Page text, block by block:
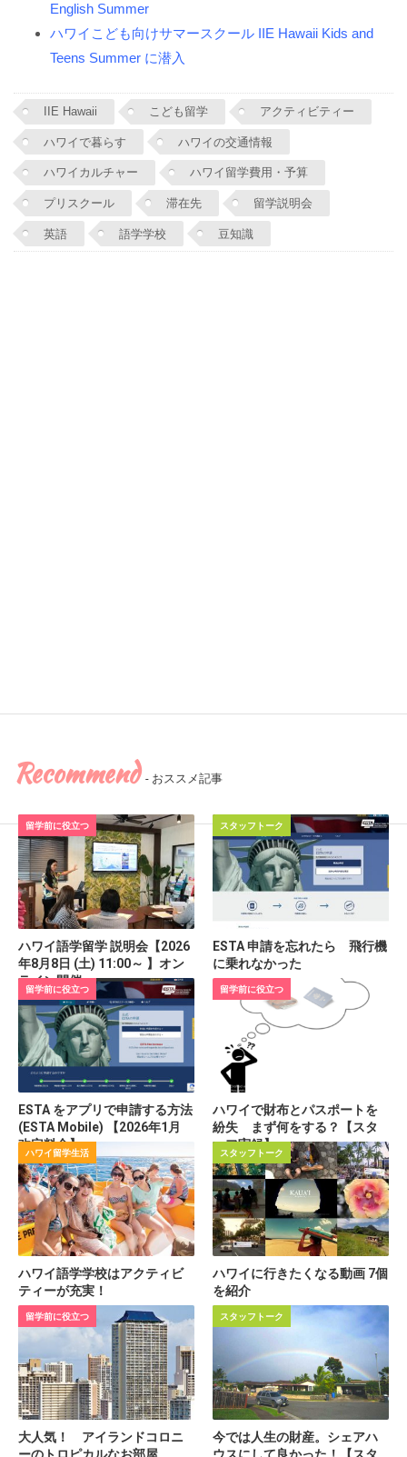
English Summer
ハワイこども向けサマースクール IIE Hawaii Kids and
Teens Summer に潜入
IIE Hawaii こども留学 アクティビティー
ハワイで暮らす ハワイの交通情報
ハワイカルチャー ハワイ留学費用・予算
プリスクール 滞在先 留学説明会
英語 語学学校 豆知識
Recommend - おススメ記事
留学前に役立つ
ハワイ語学留学 説明会【2026
年8月8日 (土) 11:00～ 】オン
ライン開催
スタッフトーク
ESTA 申請を忘れたら 飛行機
に乗れなかった
留学前に役立つ
ESTA をアプリで申請する方法
(ESTA Mobile) 【2026年1月
改定料金】
留学前に役立つ
ハワイで財布とパスポートを
紛失 まず何をする？【スタ
ッフ実録】
ハワイ留学生活
ハワイ語学学校はアクティビ
ティーが充実！
スタッフトーク
ハワイに行きたくなる動画 7個
を紹介
留学前に役立つ
大人気！ アイランドコロニ
スタッフトーク
今では人生の財産。シェアハ